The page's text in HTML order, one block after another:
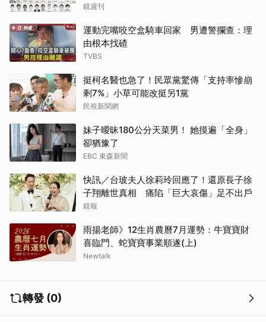
逮
鏡週刊
運動完嘴咬空盒騎車回家 男遭警攔查：理
由根本找碴
TVBS
挺柯名醫也急了！民眾黨驚傳「支持率慘崩
剩7%」小草可能改挺另1黨
民視新聞網
妹子曖昧180公分天菜男！ 她摸遍「全身」
卻猶豫了
EBC 東森新聞
快訊／台玻夫人徐莉玲回應了！還原長子徐
子翔離世真相 痛陷「巨大哀傷」足不出戶
鏡報
雨揚老師》12生肖農曆7月運勢：牛寶寶財
喜臨門、蛇寶寶事業順遂(上)
Newtalk
轉發 (0)